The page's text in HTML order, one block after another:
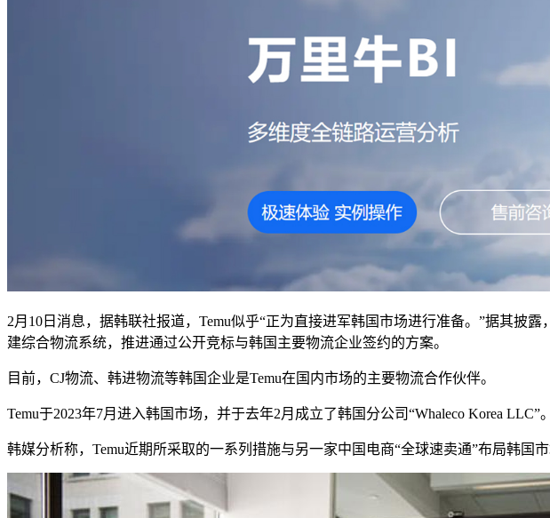
2月10日消息，据韩联社报道，Temu似乎“正为直接进军韩国市场进行准备。”据其披
建综合物流系统，推进通过公开竞标与韩国主要物流企业签约的方案。
目前，CJ物流、韩进物流等韩国企业是Temu在国内市场的主要物流合作伙伴。
Temu于2023年7月进入韩国市场，并于去年2月成立了韩国分公司“Whaleco Korea LLC”
韩媒分析称，Temu近期所采取的一系列措施与另一家中国电商“全球速卖通”布局韩国